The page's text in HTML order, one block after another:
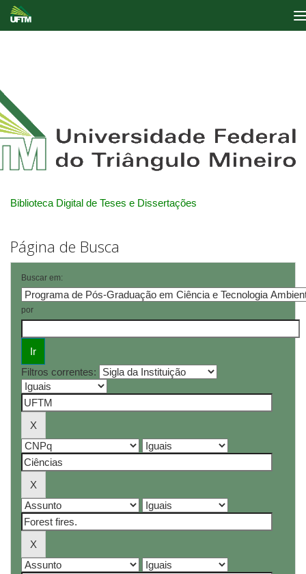
Biblioteca Digital de Teses e Dissertações
Página de Busca
Buscar em:
por
Filtros correntes: